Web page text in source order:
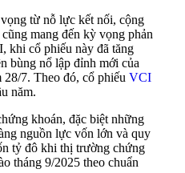
từ nỗ lực kết nối, cộng
mang đến kỳ vọng phản
khi cổ phiếu này đã tăng
bùng nổ lập đỉnh mới của
7. Theo đó, cổ phiếu VCI
năm.
khoán, đặc biệt những
nguồn lực vốn lớn và quy
tỷ đô khi thị trường chứng
tháng 9/2025 theo chuẩn